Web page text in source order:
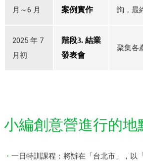
月～6 月
案例實作
詢，最
2025 年 7
月初
階段3. 結業
發表會
聚集各
小編創意營進行的地
一日特訓課程：將辦在「台北市」，以